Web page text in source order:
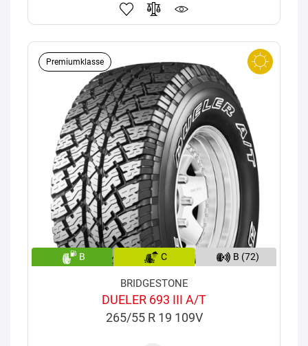
Premiumklasse
B C B (72)
BRIDGESTONE
DUELER 693 III A/T
265/55 R 19 109V